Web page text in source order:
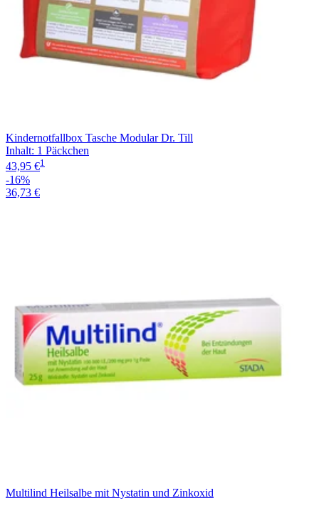
Kindernotfallbox Tasche Modular Dr. Till
Inhalt: 1 Päckchen
43,95 €1
-16%
36,73 €
Multilind Heilsalbe mit Nystatin und Zinkoxid